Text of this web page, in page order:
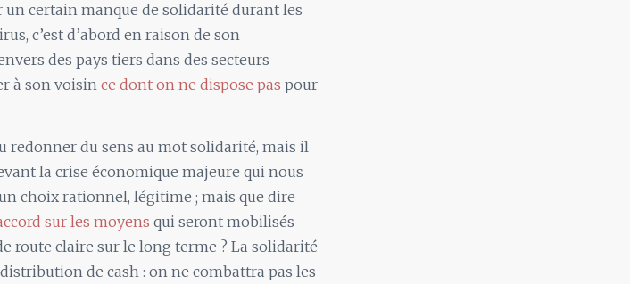
un certain manque de solidarité durant les
c’est d’abord en raison de son
des pays tiers dans des secteurs
à son voisin ce dont on ne dispose pas pour
redonner du sens au mot solidarité, mais il
la crise économique majeure qui nous
choix rationnel, légitime ; mais que dire
sur les moyens qui seront mobilisés
route claire sur le long terme ? La solidarité
de cash : on ne combattra pas les